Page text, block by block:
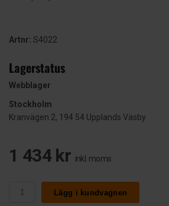
Artnr: S4022
Lagerstatus
Webblager
Stockholm
Kranvägen 2, 194 54 Upplands Väsby
1 434 kr inkl. moms
Lägg i kundvagnen